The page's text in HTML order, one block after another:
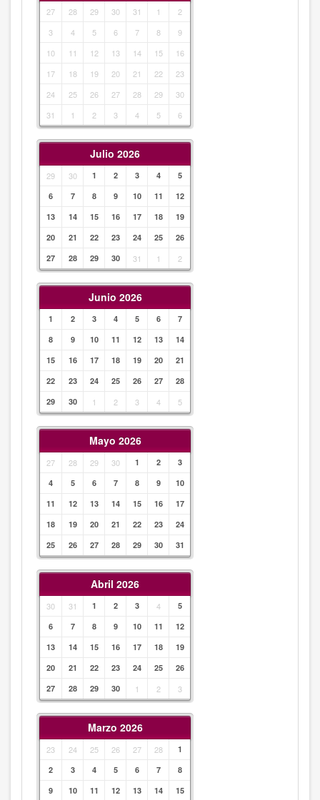
27 28 29 30 31 1
2
3
4 5 6 7 8
9
10
11 12 13 14 15
16
17
18 19 20 21 22
23
24
25 26 27 28 29
30
31
1 2 3 4 5 6
Julio 2026
29 30 1 2 3 4
5
6
7 8 9 10 11
12
13
14 15 16 17 18
19
20
21 22 23 24 25
26
27
28 29 30 31 1 2
Junio 2026
1 2 3 4 5 6
7
8
9 10 11 12 13
14
15
16 17 18 19 20
21
22
23 24 25 26 27
28
29
30 1 2 3 4 5
Mayo 2026
27 28 29 30 1 2
3
4
5 6 7 8 9
10
11
12 13 14 15 16
17
18
19 20 21 22 23
24
25
26 27 28 29 30 31
Abril 2026
30 31 1 2 3 4
5
6
7 8 9 10 11
12
13
14 15 16 17 18
19
20
21 22 23 24 25
26
27
28 29 30 1 2 3
Marzo 2026
23 24 25 26 27 28
1
2
3 4 5 6 7
8
9
10 11 12 13 14
15